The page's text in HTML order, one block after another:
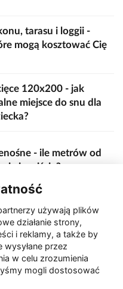
tarasu i loggii -
mogą kosztować Cię
120x200 - jak
miejsce do snu dla
- ile metrów od
i wejścia?
seniora na "kwadracie"
w Gorzowie.
ściany spalonej
używają plików
działanie strony,
i reklamy, a także by
przez
w celu zrozumienia
mogli dostosować